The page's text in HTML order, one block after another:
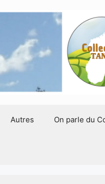
Autres On parle du